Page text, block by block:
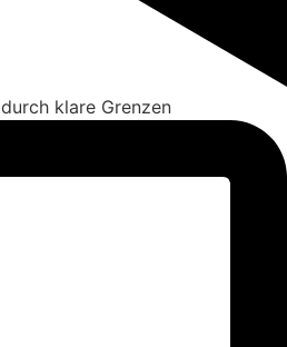
durch klare Grenzen